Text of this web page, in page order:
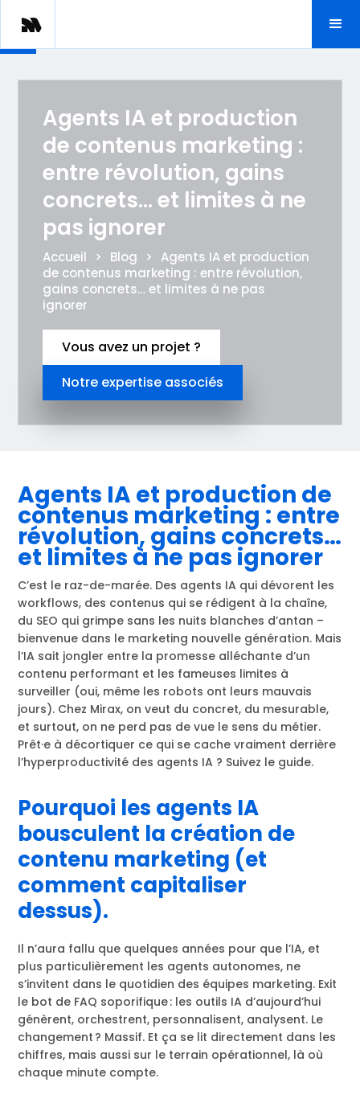
Agents IA et production
de contenus marketing :
entre révolution, gains
concrets… et limites à ne
pas ignorer
Accueil > Blog >
Agents IA et production
de contenus marketing : entre révolution,
gains concrets… et limites à ne pas
ignorer
Vous avez un projet ?
Notre expertise associés
Agents IA et production de
contenus marketing : entre
révolution, gains concrets…
et limites à ne pas ignorer
C’est le raz-de-marée. Des agents IA qui dévorent les
workflows, des contenus qui se rédigent à la chaîne,
du SEO qui grimpe sans les nuits blanches d’antan –
bienvenue dans le marketing nouvelle génération. Mais
l’IA sait jongler entre la promesse alléchante d’un
contenu performant et les fameuses limites à
surveiller (oui, même les robots ont leurs mauvais
jours). Chez Mirax, on veut du concret, du mesurable,
et surtout, on ne perd pas de vue le sens du métier.
Prêt·e à décortiquer ce qui se cache vraiment derrière
l’hyperproductivité des agents IA ? Suivez le guide.
Pourquoi les agents IA
bousculent la création de
contenu marketing (et
comment capitaliser
dessus).
Il n’aura fallu que quelques années pour que l’IA, et
plus particulièrement les agents autonomes, ne
s’invitent dans le quotidien des équipes marketing. Exit
le bot de FAQ soporifique : les outils IA d’aujourd’hui
génèrent, orchestrent, personnalisent, analysent. Le
changement ? Massif. Et ça se lit directement dans les
chiffres, mais aussi sur le terrain opérationnel, là où
chaque minute compte.